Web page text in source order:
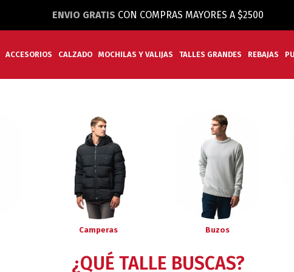
ENVIO GRATIS CON COMPRAS MAYORES A $2500
ACCESORIOS CALZADO MOCHILAS Y VALIJAS TALLES GRANDES REBAJAS
Camperas Buzos
¿QUÉ TALLE BUSCAS?